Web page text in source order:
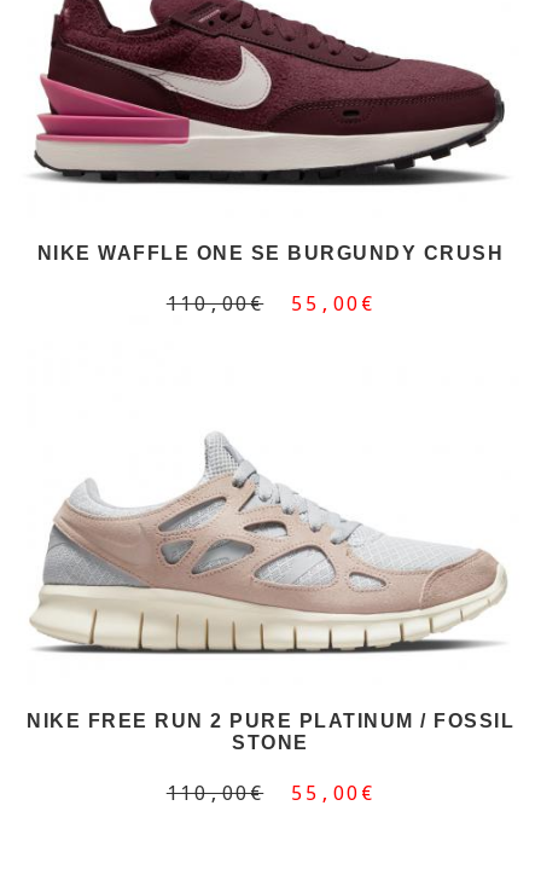
NIKE WAFFLE ONE SE BURGUNDY CRUSH
110,00€ 55,00€
NIKE FREE RUN 2 PURE PLATINUM / FOSSIL
STONE
110,00€ 55,00€